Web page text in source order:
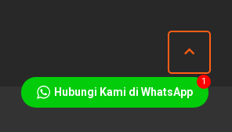
Hubungi Kami di WhatsApp
1